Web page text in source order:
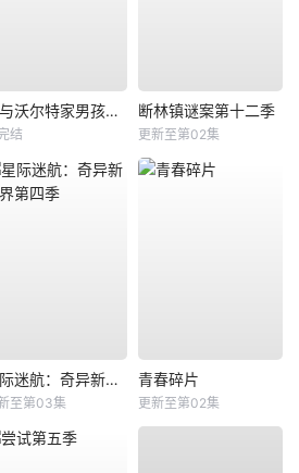
我与沃尔特家男孩的生活第三季
结
断林镇谜案第十二季
更新至第02集
星际迷航：奇异新世界第四季
至第03集
青春碎片
更新至第02集